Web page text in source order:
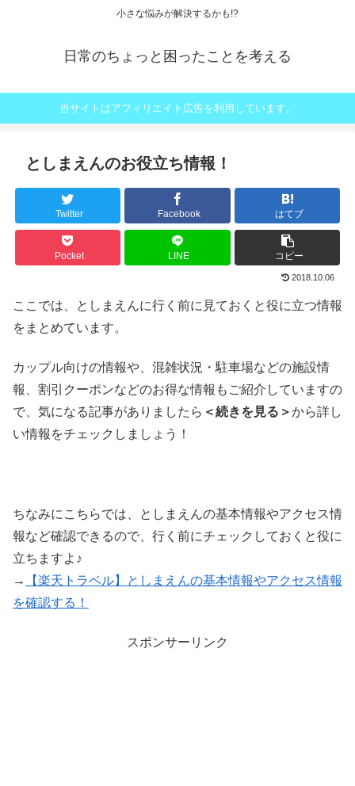
小さな悩みが解決するかも!?
日常のちょっと困ったことを考える
当サイトはアフィリエイト広告を利用しています。
としまえんのお役立ち情報！
Twitter Facebook はてブ
Pocket LINE コピー
2018.10.06
ここでは、としまえんに行く前に見ておくと役に立つ情報
をまとめています。
カップル向けの情報や、混雑状況・駐車場などの施設情
報、割引クーポンなどのお得な情報もご紹介していますの
で、気になる記事がありましたら ＜続きを見る＞から詳し
い情報をチェックしましょう！
ちなみにこちらでは、としまえんの基本情報やアクセス情
報など確認できるので、行く前にチェックしておくと役に
立ちますよ♪
→
【楽天トラベル】としまえんの基本情報やアクセス情報
を確認する！
スポンサーリンク